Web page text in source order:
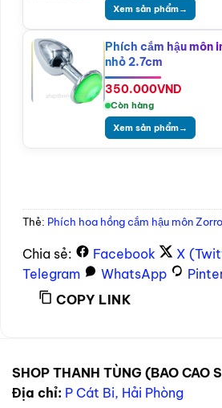
Xem sản phẩm→
Phích cắm hậu môn
nhỏ 2.7cm
350.000VND
Còn hàng
Xem sản phẩm→
Thẻ: Phích hoa hồng cắm hậu môn
Chia sẻ: Facebook X
Telegram
WhatsApp
COPY LINK
SHOP THANH TÙNG (BAO CAO
Địa chỉ: P Cát Bi, Hải Phòng